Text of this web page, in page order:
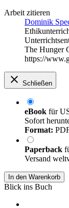
Arbeit zitieren
Dominik
The Hunger
https://
Schließen
eBook für
Sofort
Format:
Paperback
Versand
In den Warenkorb
Blick ins Buch